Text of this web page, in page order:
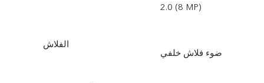
2.0 (8 MP)
الفلاش
ضوء فلاش خلفي